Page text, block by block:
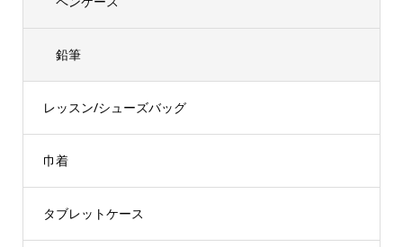
鉛筆
レッスン/シューズバッグ
巾着
タブレットケース